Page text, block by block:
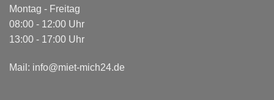
Montag - Freitag
08:00 - 12:00 Uhr
13:00 - 17:00 Uhr
Mail: info@miet-mich24.de